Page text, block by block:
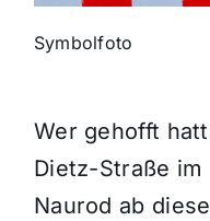
Themen und Termine
Gewinnspiele
Symbolfoto
Wer gehofft
Dietz-Straße
Naurod ab